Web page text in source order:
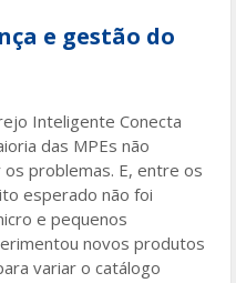
e gestão do
Inteligente Conecta
das MPEs não
problemas. E, entre os
esperado não foi
e pequenos
novos produtos
variar o catálogo